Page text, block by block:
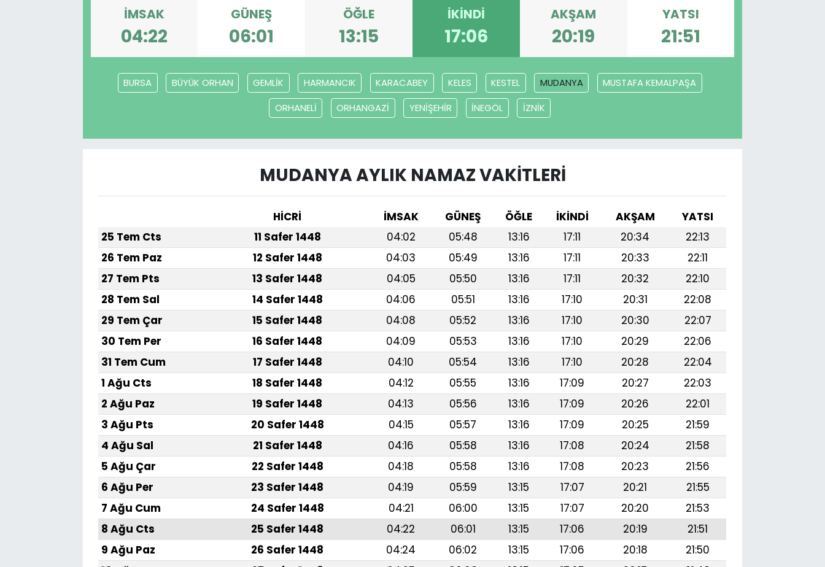
İMSAK
04:22
GÜNEŞ
06:01
ÖĞLE
13:15
İKINDI
17:06
AKŞAM
20:19
YATSI
21:51
BURSA BÜYÜK ORHAN GEMLİK HARMANCIK KARACABEY KELES KESTEL MUDANYA
MUSTAFA KEMALPAŞA
ORHANELİ
ORHANGAZİ YENİŞEHİR İNEGÖL İZNİK
MUDANYA AYLIK NAMAZ VAKITLERI
HİCRİ İMSAK GÜNEŞ ÖĞLE İKINDI AKŞAM
YATSI
25 Tem Cts
11 Safer 1448 04:02 05:48 13:16 17:11 20:34
22:13
26 Tem Paz
12 Safer 1448 04:03 05:49 13:16 17:11 20:33
22:11
27 Tem Pts
13 Safer 1448 04:05 05:50 13:16 17:11 20:32
22:10
28 Tem Sal
14 Safer 1448 04:06 05:51 13:16 17:10 20:31
22:08
29 Tem Çar
15 Safer 1448 04:08 05:52 13:16 17:10 20:30
22:07
30 Tem Per
16 Safer 1448 04:09 05:53 13:16 17:10 20:29
22:06
31 Tem Cum
17 Safer 1448 04:10 05:54 13:16 17:10 20:28
22:04
1 Ağu Cts
18 Safer 1448 04:12 05:55 13:16 17:09 20:27
22:03
2 Ağu Paz
19 Safer 1448 04:13 05:56 13:16 17:09 20:26
22:01
3 Ağu Pts
20 Safer 1448 04:15 05:57 13:16 17:09 20:25
21:59
4 Ağu Sal
21 Safer 1448 04:16 05:58 13:16 17:08 20:24
21:58
5 Ağu Çar
22 Safer 1448 04:18 05:58 13:16 17:08 20:23
21:56
6 Ağu Per
23 Safer 1448 04:19 05:59 13:15 17:07 20:21
21:55
7 Ağu Cum
24 Safer 1448 04:21 06:00 13:15 17:07 20:20
21:53
8 Ağu Cts
25 Safer 1448 04:22 06:01 13:15 17:06 20:19
21:51
9 Ağu Paz
26 Safer 1448 04:24 06:02 13:15 17:06 20:18
21:50